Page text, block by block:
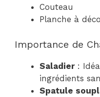
Couteau
Planche à
Importance de
Saladier:
ingrédients
Spatule